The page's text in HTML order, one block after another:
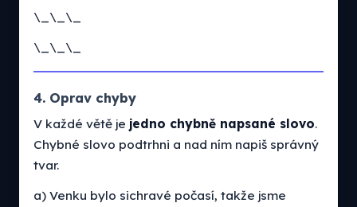
\_\_\_
\_\_\_
4. Oprav chyby
V každé větě je jedno chybně napsané slovo.
Chybné slovo podtrhni a nad ním napiš správný
tvar.
a) Venku bylo sichravé počasí, takže jsme